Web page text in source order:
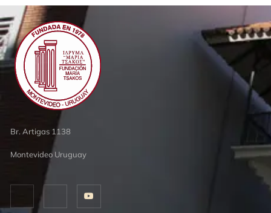
Br. Artigas 1138
Montevideo Uruguay